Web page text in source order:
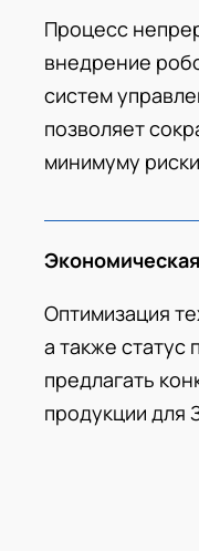
Процесс
внедрение
систем
позволяет
минимуму
Оптимизация
а также статус
предлагать
продукции для